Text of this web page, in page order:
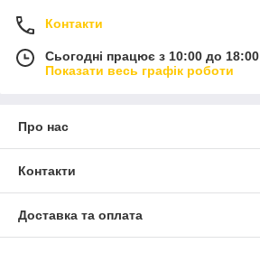
Контакти
Сьогодні працює з 10:00 до 18:00
Показати весь графік роботи
Про нас
Контакти
Доставка та оплата